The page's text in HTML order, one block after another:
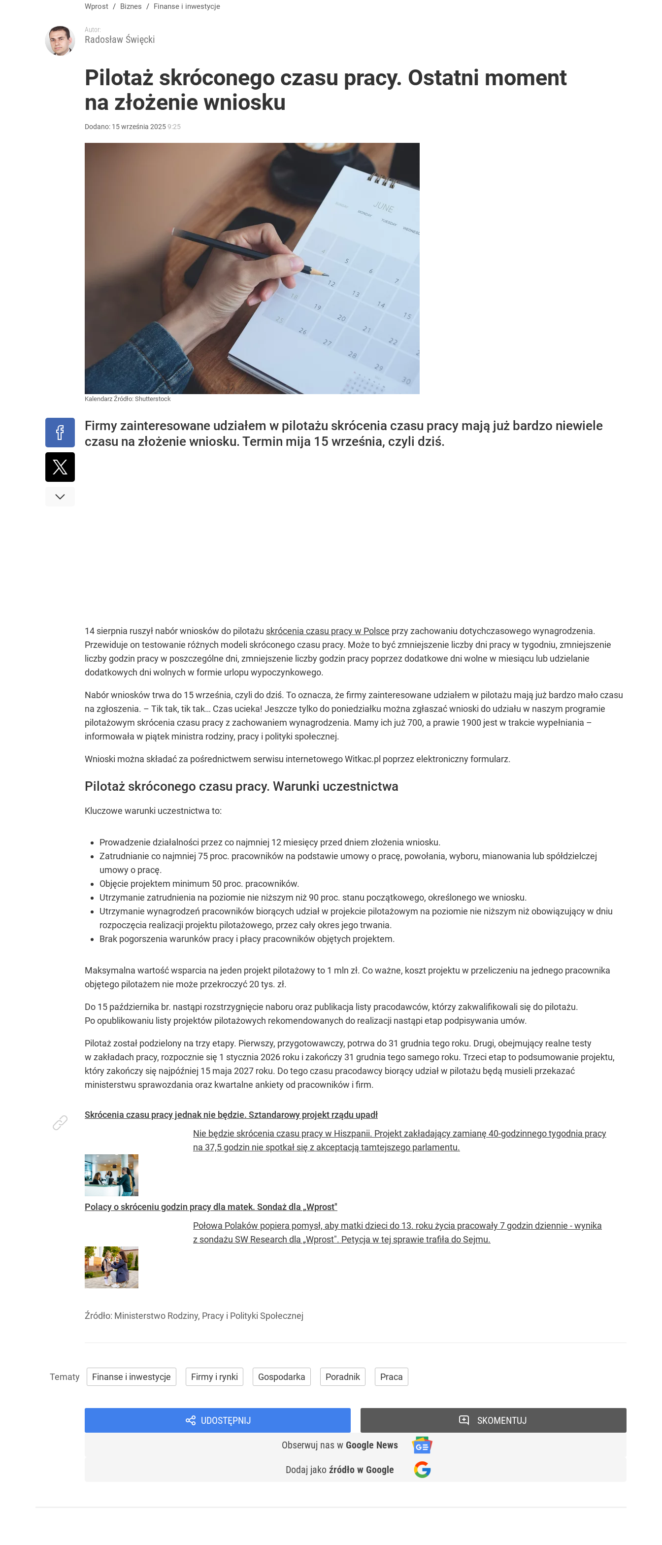
Wprost / Biznes / Finanse i inwestycje
Autor:
Radosław Święcki
Pilotaż skróconego czasu pracy. Ostatni moment
na złożenie wniosku
Dodano: 15września 20259:25
Kalendarz Źródło: Shutterstock
Firmy zainteresowane udziałem w pilotażu skrócenia czasu pracy mają już bardzo niewiele
czasu na złożenie wniosku. Termin mija 15 września, czyli dziś.
14 sierpnia ruszył nabór wniosków do pilotażu skrócenia czasu pracy w Polsce przy zachowaniu dotychczasowego wynagrodzenia.
Przewiduje on testowanie różnych modeli skróconego czasu pracy. Może to być zmniejszenie liczby dni pracy w tygodniu, zmniejszenie
liczby godzin pracy w poszczególne dni, zmniejszenie liczby godzin pracy poprzez dodatkowe dni wolne w miesiącu lub udzielanie
dodatkowych dni wolnych w formie urlopu wypoczynkowego.
Nabór wniosków trwa do 15 września, czyli do dziś. To oznacza, że firmy zainteresowane udziałem w pilotażu mają już bardzo mało czasu
na zgłoszenia. – Tik tak, tik tak… Czas ucieka! Jeszcze tylko do poniedziałku można zgłaszać wnioski do udziału w naszym programie
pilotażowym skrócenia czasu pracy z zachowaniem wynagrodzenia. Mamy ich już 700, a prawie 1900 jest w trakcie wypełniania –
informowała w piątek ministra rodziny, pracy i polityki społecznej.
Wnioski można składać za pośrednictwem serwisu internetowego Witkac.pl poprzez elektroniczny formularz.
Pilotaż skróconego czasu pracy. Warunki uczestnictwa
Kluczowe warunki uczestnictwa to:
Prowadzenie działalności przez co najmniej 12 miesięcy przed dniem złożenia wniosku.
Zatrudnianie co najmniej 75 proc. pracowników na podstawie umowy o pracę, powołania, wyboru, mianowania lub spółdzielczej
umowy o pracę.
Objęcie projektem minimum 50 proc. pracowników.
Utrzymanie zatrudnienia na poziomie nie niższym niż 90 proc. stanu początkowego, określonego we wniosku.
Utrzymanie wynagrodzeń pracowników biorących udział w projekcie pilotażowym na poziomie nie niższym niż obowiązujący w dniu
rozpoczęcia realizacji projektu pilotażowego, przez cały okres jego trwania.
Brak pogorszenia warunków pracy i płacy pracowników objętych projektem.
Maksymalna wartość wsparcia na jeden projekt pilotażowy to 1 mln zł. Co ważne, koszt projektu w przeliczeniu na jednego pracownika
objętego pilotażem nie może przekroczyć 20 tys. zł.
Do 15 października br. nastąpi rozstrzygnięcie naboru oraz publikacja listy pracodawców, którzy zakwalifikowali się do pilotażu.
Po opublikowaniu listy projektów pilotażowych rekomendowanych do realizacji nastąpi etap podpisywania umów.
Pilotaż został podzielony na trzy etapy. Pierwszy, przygotowawczy, potrwa do 31 grudnia tego roku. Drugi, obejmujący realne testy
w zakładach pracy, rozpocznie się 1 stycznia 2026 roku i zakończy 31 grudnia tego samego roku. Trzeci etap to podsumowanie projektu,
który zakończy się najpóźniej 15 maja 2027 roku. Do tego czasu pracodawcy biorący udział w pilotażu będą musieli przekazać
ministerstwu sprawozdania oraz kwartalne ankiety od pracowników i firm.
Skrócenia czasu pracy jednak nie będzie. Sztandarowy projekt rządu upadł
Nie będzie skrócenia czasu pracy w Hiszpanii. Projekt zakładający zamianę 40-godzinnego tygodnia pracy
na 37,5 godzin nie spotkał się z akceptacją tamtejszego parlamentu.
Polacy o skróceniu godzin pracy dla matek. Sondaż dla „Wprost"
Połowa Polaków popiera pomysł, aby matki dzieci do 13. roku życia pracowały 7 godzin dziennie - wynika
z sondażu SW Research dla „Wprost". Petycja w tej sprawie trafiła do Sejmu.
Źródło: Ministerstwo Rodziny, Pracy i Polityki Społecznej
Finanse i inwestycje Firmy i rynki Gospodarka Poradnik Praca
UDOSTĘPNIJ
Obserwuj nas w Google News
Dodaj jako źródło w Google
SKOMENTUJ